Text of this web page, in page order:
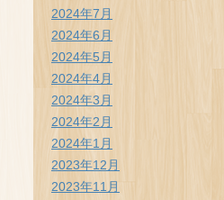
2024年7月
2024年6月
2024年5月
2024年4月
2024年3月
2024年2月
2024年1月
2023年12月
2023年11月